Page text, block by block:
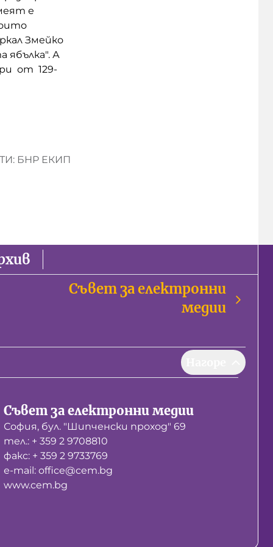
е
Змейко
ябълка". А
от 129-
БНР ЕКИП
Съвет за електронни
медии
Съвет за електронни медии
София, бул. "Шипченски проход" 69
тел.: + 359 2 9708810
факс: + 359 2 9733769
е-mail: office@cem.bg
www.cem.bg